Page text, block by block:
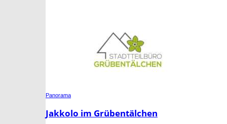
Panorama
Jakkolo im Grübentälchen